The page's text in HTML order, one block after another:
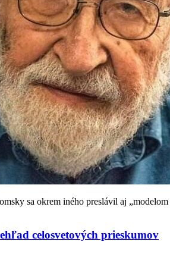
sa okrem iného preslávil aj
celosvetových prieskumov